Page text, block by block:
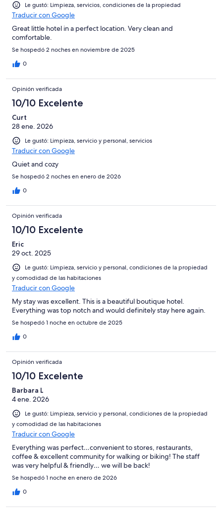
Le gustó: Limpieza, servicios, condiciones de la propiedad
Traducir con Google
Great little hotel in a perfect location. Very clean and
comfortable.
Se hospedó 2 noches en noviembre de 2025
0
Opinión verificada
10/10 Excelente
Curt
28 ene. 2026
Le gustó: Limpieza, servicio y personal, servicios
Traducir con Google
Quiet and cozy
Se hospedó 2 noches en enero de 2026
0
Opinión verificada
10/10 Excelente
Eric
29 oct. 2025
Le gustó: Limpieza, servicio y personal, condiciones de la propiedad
y comodidad de las habitaciones
Traducir con Google
My stay was excellent. This is a beautiful boutique hotel.
Everything was top notch and would definitely stay here again.
Se hospedó 1 noche en octubre de 2025
0
Opinión verificada
10/10 Excelente
Barbara L
4 ene. 2026
Le gustó: Limpieza, servicio y personal, condiciones de la propiedad
y comodidad de las habitaciones
Traducir con Google
Everything was perfect…convenient to stores, restaurants,
coffee & excellent community for walking or biking! The staff
was very helpful & friendly… we will be back!
Se hospedó 1 noche en enero de 2026
0